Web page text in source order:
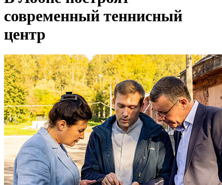
современный теннисный
центр